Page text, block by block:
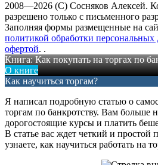
2008—2026 (C) Сосняков Алексей.
разрешено только с письменного
Заполняя формы размещенные на
политикой обработки
офертой. .
Книга: Как покупать на торгах по
О книге
Как научиться торгам?
Я написал подробную статью о
торгам по банкротству. Вам больше
дорогостоящие курсы и платить
В статье вас ждет четкий и простой
узнаете, как научиться работать на